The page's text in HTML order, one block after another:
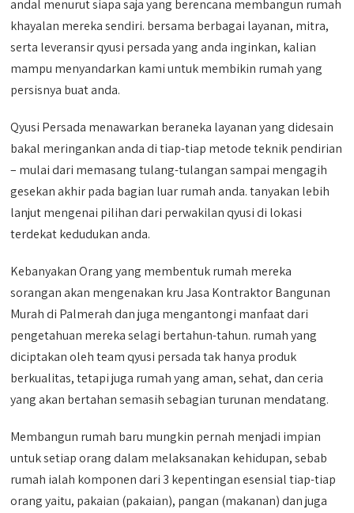
andal menurut siapa saja yang berencana membangun rumah
khayalan mereka sendiri. bersama berbagai layanan, mitra,
serta leveransir qyusi persada yang anda inginkan, kalian
mampu menyandarkan kami untuk membikin rumah yang
persisnya buat anda.
Qyusi Persada menawarkan beraneka layanan yang didesain
bakal meringankan anda di tiap-tiap metode teknik pendirian
– mulai dari memasang tulang-tulangan sampai mengagih
gesekan akhir pada bagian luar rumah anda. tanyakan lebih
lanjut mengenai pilihan dari perwakilan qyusi di lokasi
terdekat kedudukan anda.
Kebanyakan Orang yang membentuk rumah mereka
sorangan akan mengenakan kru Jasa Kontraktor Bangunan
Murah di Palmerah dan juga mengantongi manfaat dari
pengetahuan mereka selagi bertahun-tahun. rumah yang
diciptakan oleh team qyusi persada tak hanya produk
berkualitas, tetapi juga rumah yang aman, sehat, dan ceria
yang akan bertahan semasih sebagian turunan mendatang.
Membangun rumah baru mungkin pernah menjadi impian
untuk setiap orang dalam melaksanakan kehidupan, sebab
rumah ialah komponen dari 3 kepentingan esensial tiap-tiap
orang yaitu, pakaian (pakaian), pangan (makanan) dan juga